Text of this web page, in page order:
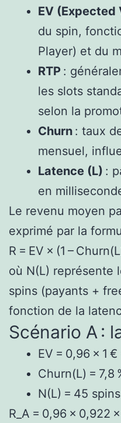
EV (Expected
du spin,
Player) et du
RTP :
les slots
selon la
Churn : taux
mensuel,
Latence (L) :
en
Le revenu moyen
exprimé par la
R = EV × (1 –
où N(L) représente
spins (payants +
fonction de la
Scénario A :
EV = 0,96 × 1
Churn(L) = 7,8
N(L) = 45
R_A = 0,96 × 0,922